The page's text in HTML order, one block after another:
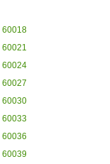
60018
60021
60024
60027
60030
60033
60036
60039